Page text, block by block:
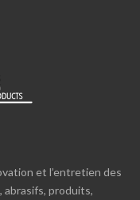
et l’entretien des
produits,